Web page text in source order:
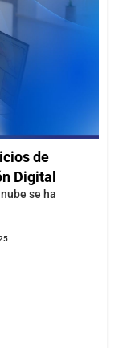
de
Digital
se ha